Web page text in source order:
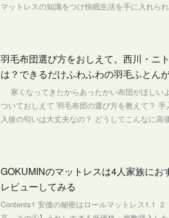
マットレスの知識をつけ快眠生活を手に入れら
羽毛布団選び方をおしえて。西川・ニ
は？できるだけふわふわの羽毛ふとん
寒くなってきたからあったかい布団がほし
ついておしえて 羽毛布団の選び方を教えて？
入後の匂いは大丈夫なの？ どうしてこんなに高
GOKUMINのマットレスは4人家族に
レビューしてみる
Contents1 安価の秘密はロールマットレス1.1 2